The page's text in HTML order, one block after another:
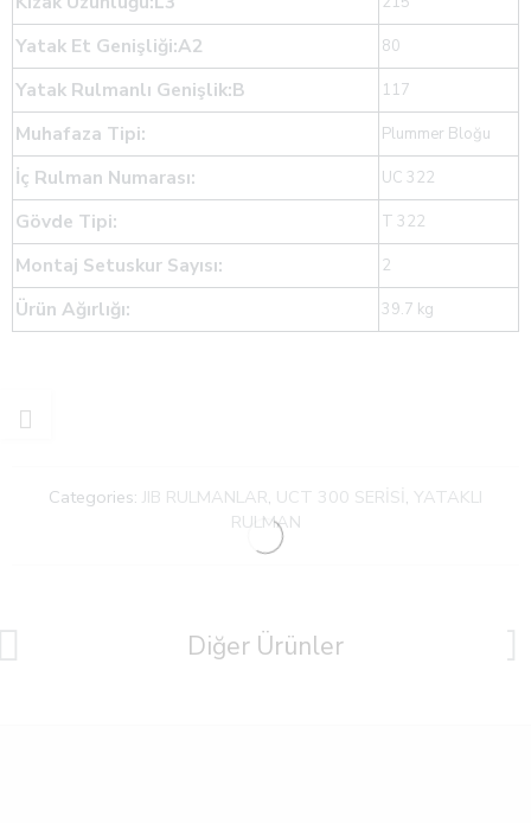
Yatak Et Genişliği:A2 80
Yatak Rulmanlı Genişlik:B 117
Muhafaza Tipi: Plummer Bloğu
İç Rulman Numarası: UC 322
Gövde Tipi: T 322
Montaj Setuskur Sayısı: 2
Ürün Ağırlığı: 39.7 kg
Categories: JIB RULMANLAR, UCT 300 SERİSİ , YATAKLI
RULMAN
Diğer Ürünler